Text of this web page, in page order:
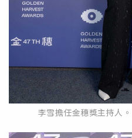
李雪擔任金穗獎主持人